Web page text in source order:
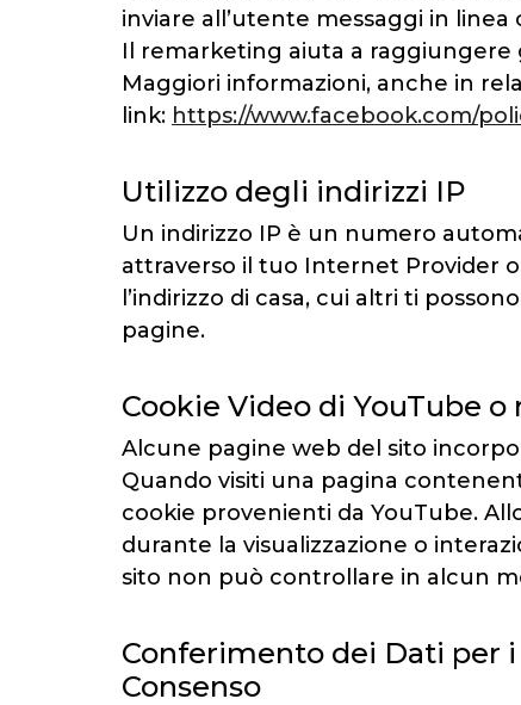
inviare all’utente messaggi in
Il remarketing aiuta a
Maggiori informazioni, anche in
link: https://www.facebook.com/
Utilizzo degli indirizzi IP
Un indirizzo IP è un numero
attraverso il tuo Internet Provider
l’indirizzo di casa, cui altri ti
pagine.
Cookie Video di YouTube
Alcune pagine web del sito
Quando visiti una pagina
cookie provenienti da YouTube.
durante la visualizzazione o
sito non può controllare in alcun
Conferimento dei Dati per
Consenso